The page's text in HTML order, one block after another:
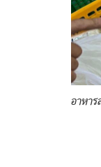
อาหา